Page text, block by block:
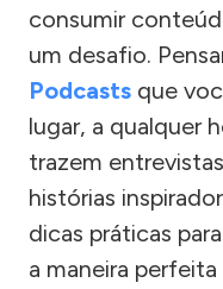
consumir
um desafio.
Podcasts que
lugar, a qualquer
trazem
histórias
dicas práticas
a maneira